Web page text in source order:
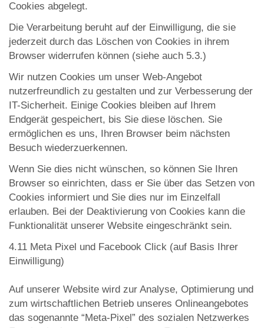
Cookies abgelegt.
Die Verarbeitung beruht auf der Einwilligung, die sie
jederzeit durch das Löschen von Cookies in ihrem
Browser widerrufen können (siehe auch 5.3.)
Wir nutzen Cookies um unser Web-Angebot
nutzerfreundlich zu gestalten und zur Verbesserung der
IT-Sicherheit. Einige Cookies bleiben auf Ihrem
Endgerät gespeichert, bis Sie diese löschen. Sie
ermöglichen es uns, Ihren Browser beim nächsten
Besuch wiederzuerkennen.
Wenn Sie dies nicht wünschen, so können Sie Ihren
Browser so einrichten, dass er Sie über das Setzen von
Cookies informiert und Sie dies nur im Einzelfall
erlauben. Bei der Deaktivierung von Cookies kann die
Funktionalität unserer Website eingeschränkt sein.
4.11 Meta Pixel und Facebook Click (auf Basis Ihrer
Einwilligung)
Auf unserer Website wird zur Analyse, Optimierung und
zum wirtschaftlichen Betrieb unseres Onlineangebotes
das sogenannte “Meta-Pixel” des sozialen Netzwerkes